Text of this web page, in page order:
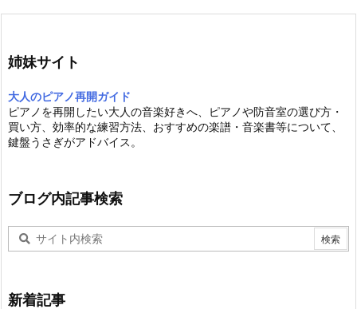
姉妹サイト
大人のピアノ再開ガイド
ピアノを再開したい大人の音楽好きへ、ピアノや防音室の選び方・
買い方、効率的な練習方法、おすすめの楽譜・音楽書等について、
鍵盤うさぎがアドバイス。
ブログ内記事検索
新着記事